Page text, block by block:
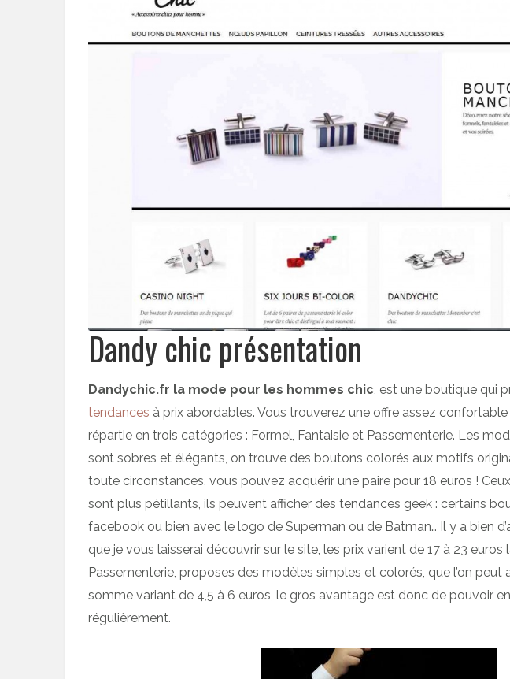
Dandy chic présentation
Dandychic.fr la mode pour les hommes chic, est une boutique qui
tendances à prix abordables. Vous trouverez une offre assez
répartie en trois catégories : Formel, Fantaisie et Passementerie. Les
sont sobres et élégants, on trouve des boutons colorés aux motifs
toute circonstances, vous pouvez acquérir une paire pour 18 euros !
sont plus pétillants, ils peuvent afficher des tendances geek : certains
facebook ou bien avec le logo de Superman ou de Batman… Il y a bien
que je vous laisserai découvrir sur le site, les prix varient de 17 à 23 euros
Passementerie, proposes des modèles simples et colorés, que l’on peut
somme variant de 4,5 à 6 euros, le gros avantage est donc de pouvoir
régulièrement.